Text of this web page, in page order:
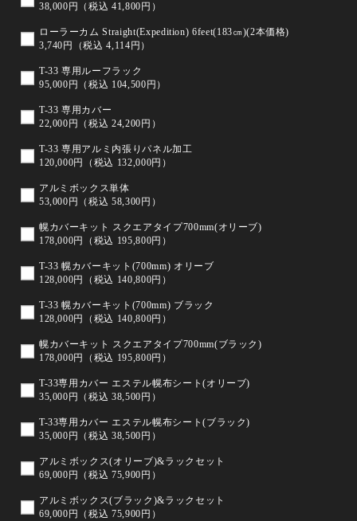
38,000円（税込 41,800円）
ローラーカム Straight(Expedition) 6feet(183㎝)(2本価格)
3,740円（税込 4,114円）
T-33 専用ルーフラック
95,000円（税込 104,500円）
T-33 専用カバー
22,000円（税込 24,200円）
T-33 専用アルミ内張りパネル加工
120,000円（税込 132,000円）
アルミボックス単体
53,000円（税込 58,300円）
幌カバーキット スクエアタイプ700mm(オリーブ)
178,000円（税込 195,800円）
T-33 幌カバーキット(700mm) オリーブ
128,000円（税込 140,800円）
T-33 幌カバーキット(700mm) ブラック
128,000円（税込 140,800円）
幌カバーキット スクエアタイプ700mm(ブラック)
178,000円（税込 195,800円）
T-33専用カバー エステル幌布シート(オリーブ)
35,000円（税込 38,500円）
T-33専用カバー エステル幌布シート(ブラック)
35,000円（税込 38,500円）
アルミボックス(オリーブ)&ラックセット
69,000円（税込 75,900円）
アルミボックス(ブラック)&ラックセット
69,000円（税込 75,900円）